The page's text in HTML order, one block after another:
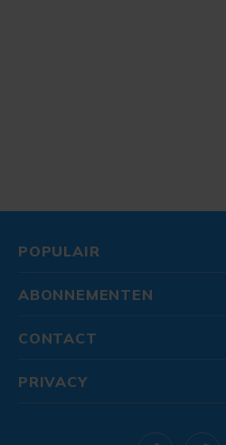
POPULAIR
ABONNEMENTEN
CONTACT
PRIVACY